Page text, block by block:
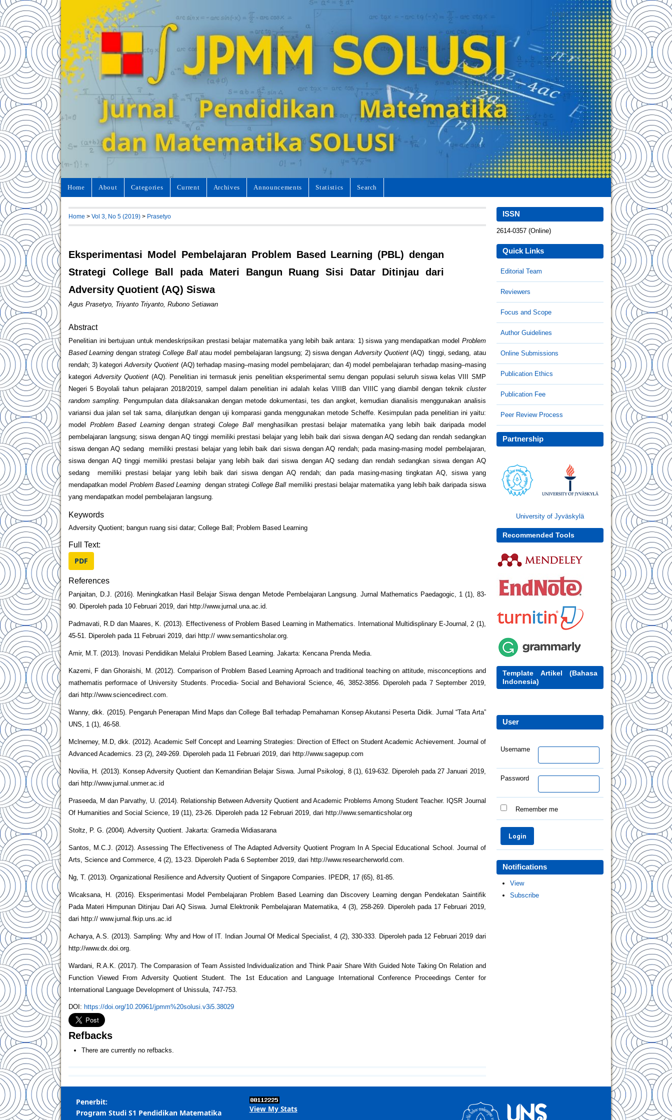
Login Register
Home About Categories Current Archives Announcements Statistics Search
ISSN
2614-0357 (Online)
Quick Links
Editorial Team
Reviewers
Focus and Scope
Author Guidelines
Online Submissions
Publication Ethics
Publication Fee
Peer Review Process
Partnership
University of Jyväskylä
Recommended Tools
Template Artikel (Bahasa
Indonesia)
User
Username
Password
Remember me
Notifications
View
Subscribe
Home > Vol 3, No 5 (2019) > Prasetyo
Eksperimentasi Model Pembelajaran Problem Based Learning (PBL) dengan
Strategi College Ball pada Materi Bangun Ruang Sisi Datar Ditinjau dari
Adversity Quotient (AQ) Siswa
Agus Prasetyo, Triyanto Triyanto, Rubono Setiawan
Abstract
Penelitian ini bertujuan untuk mendeskripsikan prestasi belajar matematika yang lebih baik antara: 1) siswa yang mendapatkan model Problem
Based Learning dengan strategi College Ball atau model pembelajaran langsung; 2) siswa dengan Adversity Quotient(AQ) tinggi, sedang, atau
rendah; 3) kategoriAdversity Quotient (AQ) terhadap masing–masing model pembelajaran; dan 4) model pembelajaran terhadap masing–masing
kategoriAdversity Quotient (AQ). Penelitian ini termasuk jenis penelitian eksperimental semu dengan populasi seluruh siswa kelas VIII SMP
Negeri 5 Boyolali tahun pelajaran 2018/2019, sampel dalam penelitian ini adalah kelas VIIIB dan VIIIC yang diambil dengan teknik cluster
random sampling . Pengumpulan data dilaksanakan dengan metode dokumentasi, tes dan angket, kemudian dianalisis menggunakan analisis
variansi dua jalan sel tak sama, dilanjutkan dengan uji komparasi ganda menggunakan metode Scheffe. Kesimpulan pada penelitian ini yaitu:
model Problem Based Learning dengan strategi Colege Ball menghasilkan prestasi belajar matematika yang lebih baik daripada model
pembelajaran langsung; siswa dengan AQ tinggi memiliki prestasi belajar yang lebih baik dari siswa dengan AQ sedang dan rendah sedangkan
siswa dengan AQ sedang memiliki prestasi belajar yang lebih baik dari siswa dengan AQ rendah; pada masing-masing model pembelajaran,
siswa dengan AQ tinggi memiliki prestasi belajar yang lebih baik dari siswa dengan AQ sedang dan rendah sedangkan siswa dengan AQ
sedang memiliki prestasi belajar yang lebih baik dari siswa dengan AQ rendah; dan pada masing-masing tingkatan AQ, siswa yang
mendapatkan model Problem Based Learning dengan strategiCollege Ball memiliki prestasi belajar matematika yang lebih baik daripada siswa
yang mendapatkan model pembelajaran langsung.
Keywords
Adversity Quotient; bangun ruang sisi datar; College Ball; Problem Based Learning
Full Text:
PDF
References
Panjaitan, D.J. (2016). Meningkatkan Hasil Belajar Siswa dengan Metode Pembelajaran Langsung. Jurnal Mathematics Paedagogic, 1 (1), 83-
90. Diperoleh pada 10 Februari 2019, dari http://www.jurnal.una.ac.id.
Padmavati, R.D dan Maares, K. (2013). Effectiveness of Problem Based Learning in Mathematics. International Multidisplinary E-Journal, 2 (1),
45-51. Diperoleh pada 11 Februari 2019, dari http:// www.semanticsholar.org.
Amir, M.T. (2013). Inovasi Pendidikan Melalui Problem Based Learning. Jakarta: Kencana Prenda Media.
Kazemi, F dan Ghoraishi, M. (2012). Comparison of Problem Based Learning Aprroach and traditional teaching on attitude, misconceptions and
mathematis performace of University Students. Procedia- Social and Behavioral Science, 46, 3852-3856. Diperoleh pada 7 September 2019,
dari http://www.sciencedirect.com.
Wanny, dkk. (2015). Pengaruh Penerapan Mind Maps dan College Ball terhadap Pemahaman Konsep Akutansi Peserta Didik. Jurnal “Tata Arta”
UNS, 1 (1), 46-58.
Mclnerney, M.D, dkk. (2012). Academic Self Concept and Learning Strategies: Direction of Effect on Student Academic Achievement. Journal of
Advanced Academics. 23 (2), 249-269. Diperoleh pada 11 Februari 2019, dari http://www.sagepup.com
Novilia, H. (2013). Konsep Adversity Quotient dan Kemandirian Belajar Siswa. Jurnal Psikologi, 8 (1), 619-632. Diperoleh pada 27 Januari 2019,
dari http://www.jurnal.unmer.ac.id
Praseeda, M dan Parvathy, U. (2014). Relationship Between Adversity Quotient and Academic Problems Among Student Teacher. IQSR Journal
Of Humanities and Social Science, 19 (11), 23-26. Diperoleh pada 12 Februari 2019, dari http://www.semanticsholar.org
Stoltz, P. G. (2004). Adversity Quotient. Jakarta: Gramedia Widiasarana
Santos, M.C.J. (2012). Assessing The Effectiveness of The Adapted Adversity Quotient Program In A Special Educational School. Journal of
Arts, Science and Commerce, 4 (2), 13-23. Diperoleh Pada 6 September 2019, dari http://www.researcherworld.com.
Ng, T. (2013). Organizational Resilience and Adversity Quotient of Singapore Companies. IPEDR, 17 (65), 81-85.
Wicaksana, H. (2016). Eksperimentasi Model Pembelajaran Problem Based Learning dan Discovery Learning dengan Pendekatan Saintifik
Pada Materi Himpunan Ditinjau Dari AQ Siswa. Jurnal Elektronik Pembelajaran Matematika, 4 (3), 258-269. Diperoleh pada 17 Februari 2019,
dari http:// www.jurnal.fkip.uns.ac.id
Acharya, A.S. (2013). Sampling: Why and How of IT. Indian Journal Of Medical Specialist, 4 (2), 330-333. Diperoleh pada 12 Februari 2019 dari
http://www.dx.doi.org.
Wardani, R.A.K. (2017). The Comparasion of Team Assisted Individualization and Think Paair Share With Guided Note Taking On Relation and
Function Viewed From Adversity Quotient Student. The 1st Education and Language International Conference Proceedings Center for
International Language Development of Unissula, 747-753.
DOI: https://doi.org/10.20961/jpmm%20solusi.v3i5.38029
Refbacks
There are currently no refbacks.
View My Stats